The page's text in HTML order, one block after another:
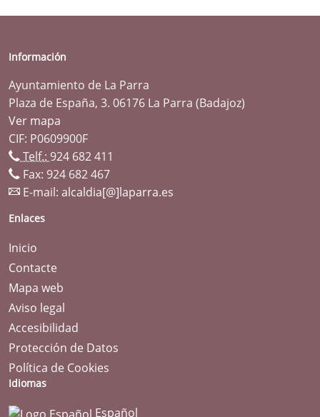
Información
Ayuntamiento de La Parra
Plaza de España, 3. 06176 La Parra (Badajoz)
Ver mapa
CIF: P0609900F
Telf.: 924 682 411
Fax: 924 682 467
E-mail: alcaldia[@]laparra.es
Enlaces
Inicio
Contacte
Mapa web
Aviso legal
Accesibilidad
Protección de Datos
Política de Cookies
Idiomas
Español